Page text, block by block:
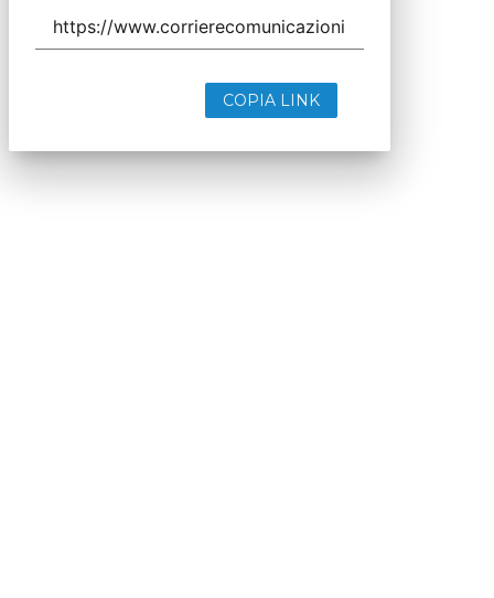
COPIA LINK